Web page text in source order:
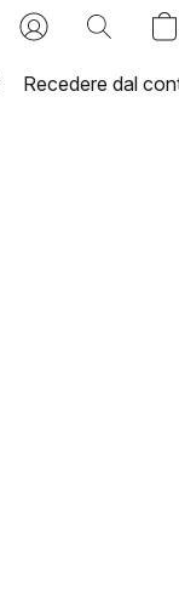
Recedere dal